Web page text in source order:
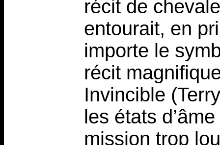
récit de
entourait, en
importe le
récit
Invincible
les états
mission trop